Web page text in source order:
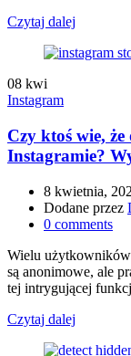
Czytaj dalej
08 kwi
Instagram
Czy ktoś wie,
Instagramie?
8 kwietnia,
Dodane przez
0 comments
Wielu użytkowników
są anonimowe, ale
tej intrygującej
Czytaj dalej